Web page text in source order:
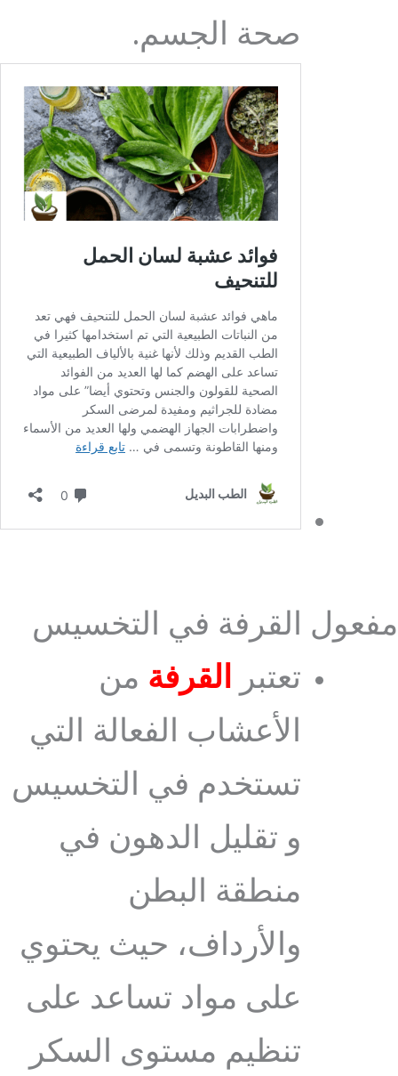
صحة الجسم.
مفعول القرفة في التخسيس
تعتبر القرفة من
الأعشاب الفعالة التي
تستخدم في التخسيس
و تقليل الدهون في
منطقة البطن
والأرداف، حيث يحتوي
على مواد تساعد على
تنظيم مستوى السكر